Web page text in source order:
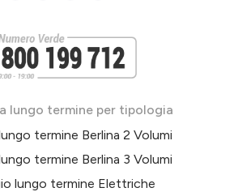
lungo termine per tipologia
termine Berlina 2 Volumi
termine Berlina 3 Volumi
lungo termine Elettriche